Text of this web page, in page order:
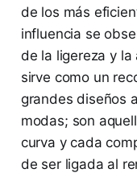
de los más
influencia se
de la ligereza y la
sirve como un
grandes diseños
modas; son
curva y cada
de ser ligada al